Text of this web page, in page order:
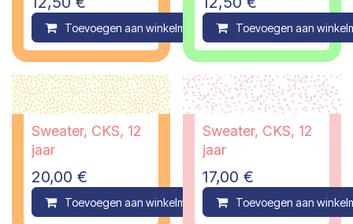
Toevoegen aan winkelmandje Compare
Toevoegen aan
Sweater, CKS, 12
jaar
20,00 €
Toevoegen aan winkelmandje Compare
Sweater, CKS, 12
jaar
17,00 €
Toevoegen aan